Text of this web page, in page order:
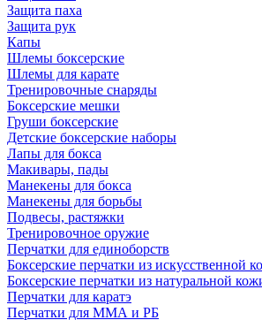
Защита паха
Защита рук
Капы
Шлемы боксерские
Шлемы для карате
Тренировочные снаряды
Боксерские мешки
Груши боксерские
Детские боксерские наборы
Лапы для бокса
Макивары, пады
Манекены для бокса
Манекены для борьбы
Подвесы, растяжки
Тренировочное оружие
Перчатки для единоборств
Боксерские перчатки из искусственной
Боксерские перчатки из натуральной
Перчатки для каратэ
Перчатки для ММА и РБ